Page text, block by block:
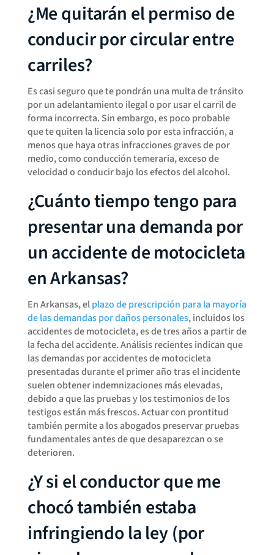
¿Me quitarán el permiso de
conducir por circular entre
carriles?
Es casi seguro que te pondrán una multa de tránsito
por un adelantamiento ilegal o por usar el carril de
forma incorrecta. Sin embargo, es poco probable
que te quiten la licencia solo por esta infracción, a
menos que haya otras infracciones graves de por
medio, como conducción temeraria, exceso de
velocidad o conducir bajo los efectos del alcohol.
¿Cuánto tiempo tengo para
presentar una demanda por
un accidente de motocicleta
en Arkansas?
En Arkansas, elplazo de prescripción para la mayoría
de las demandas por daños personales, incluidos los
accidentes de motocicleta, es de tres años a partir de
la fecha del accidente. Análisis recientes indican que
las demandas por accidentes de motocicleta
presentadas durante el primer año tras el incidente
suelen obtener indemnizaciones más elevadas,
debido a que las pruebas y los testimonios de los
testigos están más frescos. Actuar con prontitud
también permite a los abogados preservar pruebas
fundamentales antes de que desaparezcan o se
deterioren.
¿Y si el conductor que me
chocó también estaba
infringiendo la ley (por